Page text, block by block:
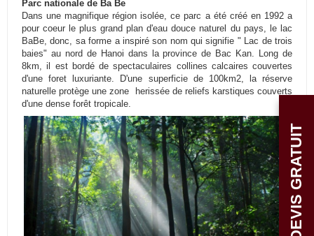
Parc nationale de Ba Be
Dans une magnifique région isolée, ce parc a été créé en 1992 a
pour coeur le plus grand plan d'eau douce naturel du pays, le lac
BaBe, donc, sa forme a inspiré son nom qui signifie " Lac de trois
baies" au nord de Hanoi dans la province de Bac Kan. Long de
8km, il est bordé de spectaculaires collines calcaires couvertes
d'une foret luxuriante. D'une superficie de 100km2, la réserve
naturelle protège une zone herissée de reliefs karstiques couverts
d'une dense forêt tropicale.
DEVIS GRATUIT